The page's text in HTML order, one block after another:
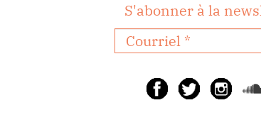
S'abonner à la